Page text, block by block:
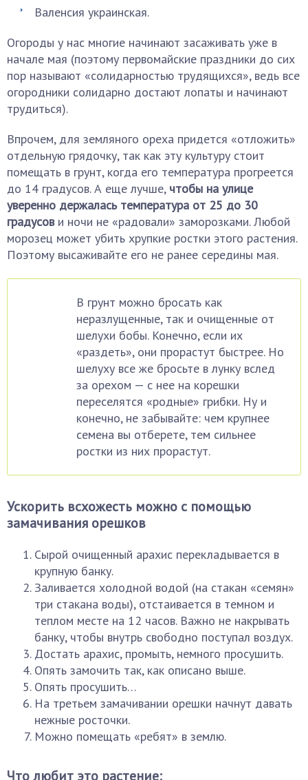
Валенсия украинская.
Огороды у нас многие начинают засаживать уже в
начале мая (поэтому первомайские праздники до сих
пор называют «солидарностью трудящихся», ведь все
огородники солидарно достают лопаты и начинают
трудиться).
Впрочем, для земляного ореха придется «отложить»
отдельную грядочку, так как эту культуру стоит
помещать в грунт, когда его температура прогреется
до 14 градусов. А еще лучше, чтобы на улице
уверенно держалась температура от 25 до 30
градусови ночи не «радовали» заморозками. Любой
морозец может убить хрупкие ростки этого растения.
Поэтому высаживайте его не ранее середины мая.
В грунт можно бросать как
неразлущенные, так и очищенные от
шелухи бобы. Конечно, если их
«раздеть», они прорастут быстрее. Но
шелуху все же бросьте в лунку вслед
за орехом — с нее на корешки
переселятся «родные» грибки. Ну и
конечно, не забывайте: чем крупнее
семена вы отберете, тем сильнее
ростки из них прорастут.
Ускорить всхожесть можно с помощью
замачивания орешков
Сырой очищенный арахис перекладывается в
крупную банку.
Заливается холодной водой (на стакан «семян»
три стакана воды), отстаивается в темном и
теплом месте на 12 часов. Важно не накрывать
банку, чтобы внутрь свободно поступал воздух.
Достать арахис, промыть, немного просушить.
Опять замочить так, как описано выше.
Опять просушить…
На третьем замачивании орешки начнут давать
нежные росточки.
Можно помещать «ребят» в землю.
Что любит это растение: